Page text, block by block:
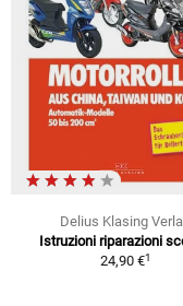
Delius Klasing
Istruzioni riparazioni
24,90 €1